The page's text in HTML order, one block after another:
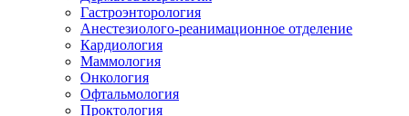
Гастроэнторология
Анестезиолого-реанимационное отделение
Кардиология
Маммология
Онкология
Офтальмология
Проктология